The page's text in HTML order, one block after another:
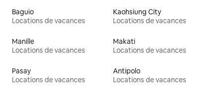
Baguio
Locations de vacances
Kaohsiung City
Locations de vacances
Manille
Locations de vacances
Makati
Locations de vacances
Pasay
Locations de vacances
Antipolo
Locations de vacances